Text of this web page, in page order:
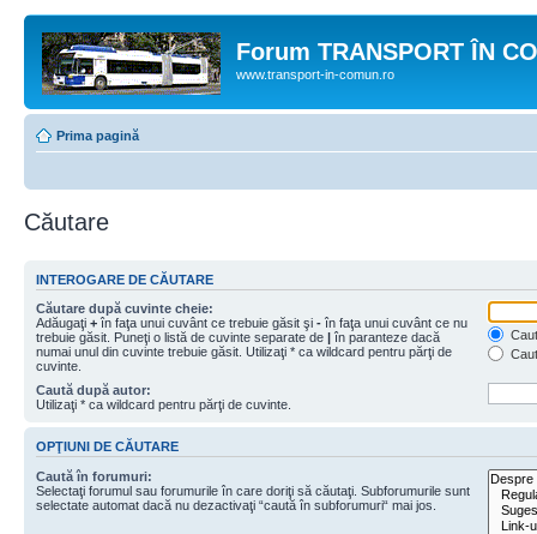
Forum TRANSPORT ÎN
www.transport-in-comun.ro
Prima pagină
Căutare
INTEROGARE DE CĂUTARE
Căutare după cuvinte cheie:
Adăugaţi + în faţa unui cuvânt ce trebuie găsit şi - în faţa unui cuvânt ce nu
trebuie găsit. Puneţi o listă de cuvinte separate de | în paranteze dacă
numai unul din cuvinte trebuie găsit. Utilizaţi * ca wildcard pentru părţi de
cuvinte.
Caută după autor:
Utilizaţi * ca wildcard pentru părţi de cuvinte.
OPŢIUNI DE CĂUTARE
Caută în forumuri:
Selectaţi forumul sau forumurile în care doriţi să căutaţi. Subforumurile sunt
selectate automat dacă nu dezactivaţi “caută în subforumuri“ mai jos.